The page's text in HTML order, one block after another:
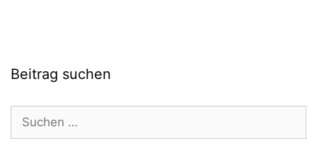
Beitrag suchen
nach: